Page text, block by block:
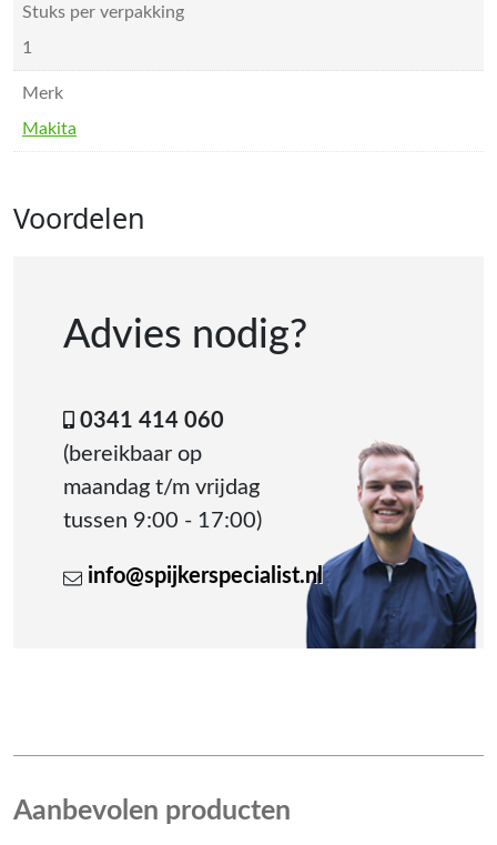
Stuks per verpakking
1
Merk
Makita
Voordelen
Advies nodig?
0341 414 060
(bereikbaar op
maandag t/m vrijdag
tussen 9:00 - 17:00)
info@spijkerspecialist.nl
Aanbevolen producten